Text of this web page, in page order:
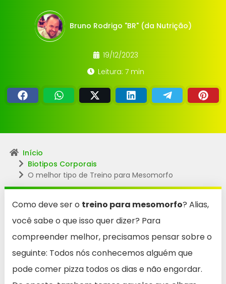
Bruno Rodrigo "BR" (da Nutrição)
19/12/2023
Leitura: 7 min
Início
Biotipos Corporais
O melhor tipo de Treino para Mesomorfo
Como deve ser o treino para mesomorfo? Alias,
você sabe o que isso quer dizer? Para
compreender melhor, precisamos pensar sobre o
seguinte: Todos nós conhecemos alguém que
pode comer pizza todos os dias e não engordar.